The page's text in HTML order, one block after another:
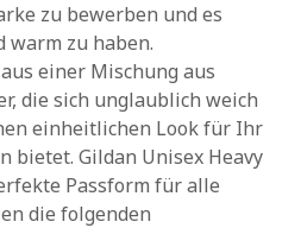
zu bewerben und es
warm zu haben.
einer Mischung aus
die sich unglaublich weich
einheitlichen Look für Ihr
bietet. Gildan Unisex Heavy
Passform für alle
die folgenden